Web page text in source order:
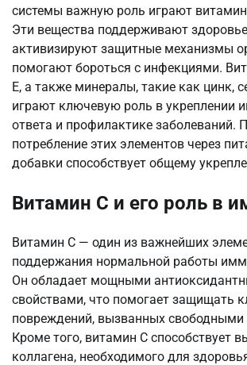
системы важную роль играют
Эти вещества поддерживают
активизируют защитные механизмы
помогают бороться с инфекциями.
E, а также минералы, такие как цинк,
играют ключевую роль в укреплении
ответа и профилактике заболеваний.
потребление этих элементов через
добавки способствует общему
Витамин C и его роль в
Витамин C — один из важнейших
поддержания нормальной работы
Он обладает мощными
свойствами, что помогает защищать
повреждений, вызванных
Кроме того, витамин C способствует
коллагена, необходимого для